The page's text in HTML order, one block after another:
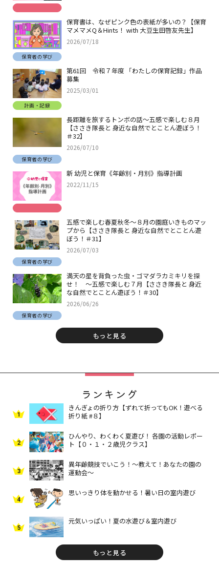
保育書は、なぜピンク色の表紙が多いの？【保育
マメマメQ＆Hints！ with 大豆生田啓友先生】
2026/07/18
保育者の学び
第61回 令和７年度 「わたしの保育記録」作品
募集
2025/03/01
計画・記録
長距離を旅するトンボの話～五感で楽しむ８月
【ささき隊長と 身近な自然でとことん遊ぼう！
＃32】
2026/07/10
保育者の学び
新 幼児と保育《年齢別・月別》指導計画
2022/11/15
五感で楽しむ春夏秋冬～８月の園庭いきものマッ
プから【ささき隊長と 身近な自然でとことん遊
ぼう！＃31】
2026/07/03
保育者の学び
満天の星を背負った虫・ゴマダラカミキリを探
せ！ ～五感で楽しむ７月【ささき隊長と 身近
な自然でとことん遊ぼう！＃30】
2026/06/26
保育者の学び
もっと見る
ランキング
1
きんぎょの折り方【ずれて折ってもOK！遊べる
折り紙 #８】
2
ひんやり、わくわく夏遊び！ 各園の活動レポー
ト【０・１・２歳児クラス】
3
異年齢競技でいこう！～教えて！あなたの園の
運動会～
4
思いっきり体を動かせる！暑い日の室内遊び
5
元気いっぱい！夏の水遊び＆室内遊び
もっと見る